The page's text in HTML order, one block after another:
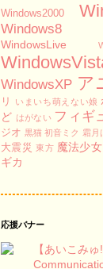
Windows2000
Windows8
WindowsLive
WindowsXP ア
リ
いまいち萌えない娘
ど はがない フィギ
ジオ 黒猫 初音ミク 霜月
大震災 東方 魔法少
ギカ
応援バナー